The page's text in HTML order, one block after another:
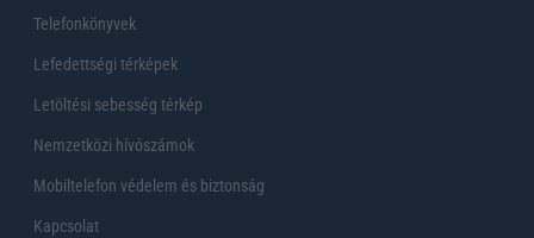
Telefonkönyvek
Lefedettségi térképek
Letöltési sebesség térkép
Nemzetközi hívószámok
Mobiltelefon védelem és biztonság
Kapcsolat